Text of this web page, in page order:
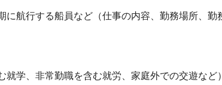
に航行する船員など（仕事の内容、勤務場所、
就学、非常勤職を含む就労、家庭外での交遊な